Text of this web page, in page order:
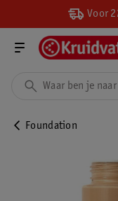
Voor
Foundation